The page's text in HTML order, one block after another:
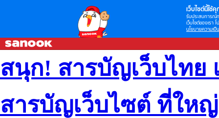
เว็บไซต์นี้ใช้คุ
รับประสบการณ์
เว็บไซต์ของเรา
นโยบายความเป็
สนุก! สารบัญเว็บไทย
สารบัญเว็บไซต์ ที่ให